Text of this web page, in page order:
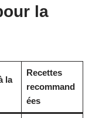
la
la
Recettes
recommand
ées